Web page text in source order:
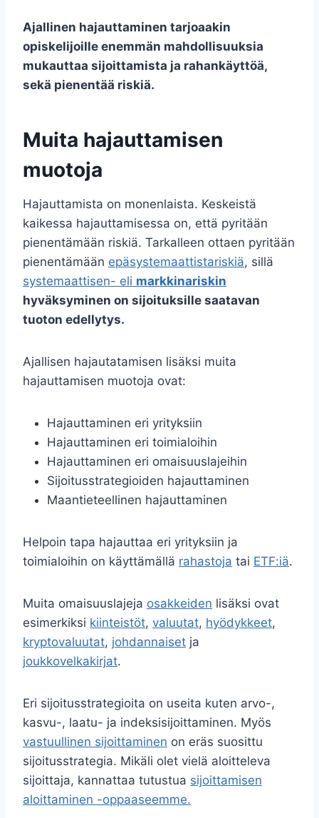
Ajallinen hajauttaminen tarjoaakin
opiskelijoille enemmän mahdollisuuksia
mukauttaa sijoittamista ja rahankäyttöä,
sekä pienentää riskiä.
Muita hajauttamisen
muotoja
Hajauttamista on monenlaista. Keskeistä
kaikessa hajauttamisessa on, että pyritään
pienentämään riskiä. Tarkalleen ottaen pyritään
pienentämään epäsystemaattistariskiä, sillä
systemaattisen- eli markkinariskin
hyväksyminen on sijoituksille saatavan
tuoton edellytys.
Ajallisen hajautatamisen lisäksi muita
hajauttamisen muotoja ovat:
Hajauttaminen eri yrityksiin
Hajauttaminen eri toimialoihin
Hajauttaminen eri omaisuuslajeihin
Sijoitusstrategioiden hajauttaminen
Maantieteellinen hajauttaminen
Helpoin tapa hajauttaa eri yrityksiin ja
toimialoihin on käyttämällä rahastoja tai ETF:iä.
Muita omaisuuslajeja osakkeiden lisäksi ovat
esimerkiksi kiinteistöt, valuutat, hyödykkeet,
kryptovaluutat, johdannaiset ja
joukkovelkakirjat.
Eri sijoitusstrategioita on useita kuten arvo-,
kasvu-, laatu- ja indeksisijoittaminen. Myös
vastuullinen sijoittaminen on eräs suosittu
sijoitusstrategia. Mikäli olet vielä aloitteleva
sijoittaja, kannattaa tutustua sijoittamisen
aloittaminen -oppaaseemme.